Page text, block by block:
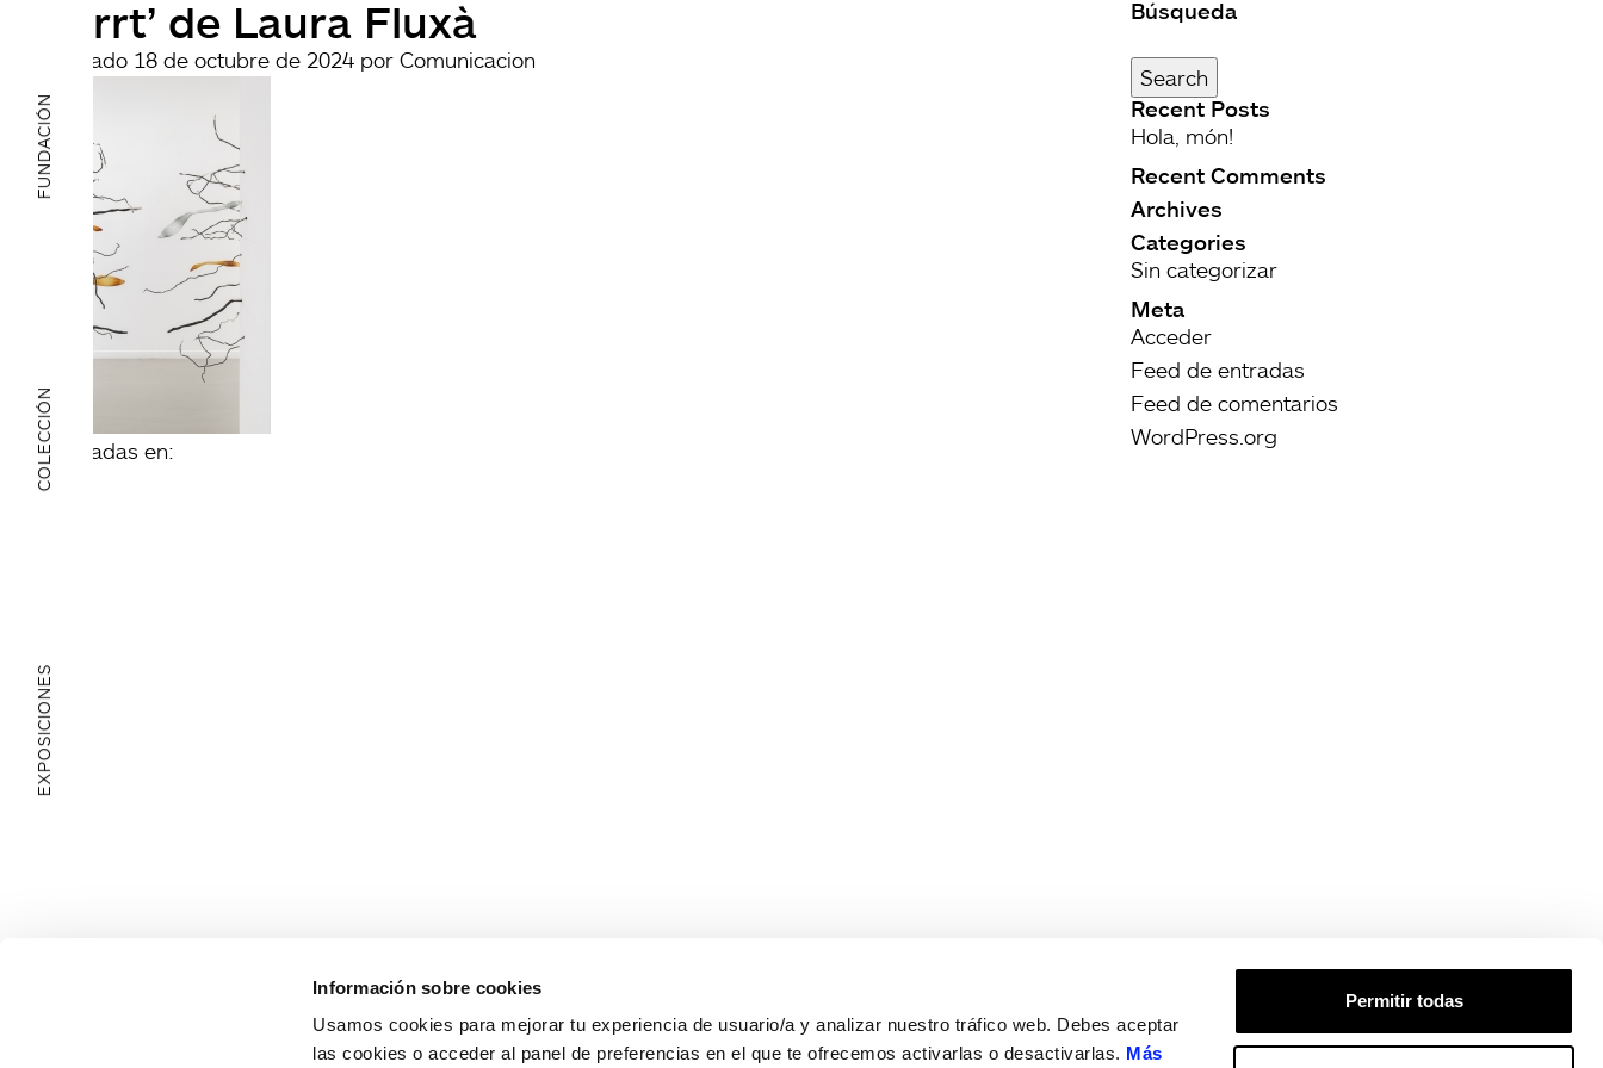
Información sobre cookies
Usamos cookies para mejorar tu experiencia de usuario/a y analizar nuestro tráfico web. Debes aceptar
las cookies o acceder al panel de preferencias en el que te ofrecemos activarlas o desactivarlas. Más
Permitir todas
FUNDACIÓN
COLECCIÓN
EXPOSICIONES
‘Tarrt’ de Laura Fluxà
Publicado 18 de octubre de 2024 por Comunicacion
archivadas en:
Búsqueda
por:
Search
Recent Posts
Hola, món!
Recent Comments
Archives
Categories
Sin categorizar
Meta
Acceder
Feed de entradas
Feed de comentarios
WordPress.org